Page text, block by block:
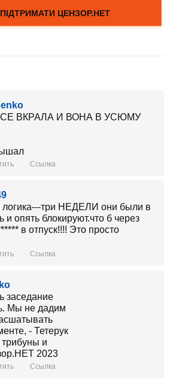
ВКРАЛА И ВОНА В УСЮМУ
Ссылка
три НЕДЕЛИ они были в
и опять блокируют.что б через
в отпуск!!!! Это просто
Ссылка
Ссылка